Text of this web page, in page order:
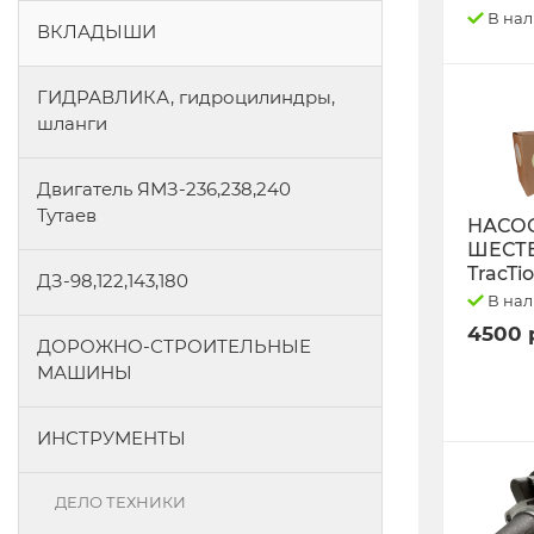
ВКЛАДЫШИ
ГИДРАВЛИКА, гидроцилиндры,
шланги
Двигатель ЯМЗ-236,238,240
Тутаев
ДЗ-98,122,143,180
ДОРОЖНО-СТРОИТЕЛЬНЫЕ
МАШИНЫ
ИНСТРУМЕНТЫ
ДЕЛО ТЕХНИКИ
В
В
4500